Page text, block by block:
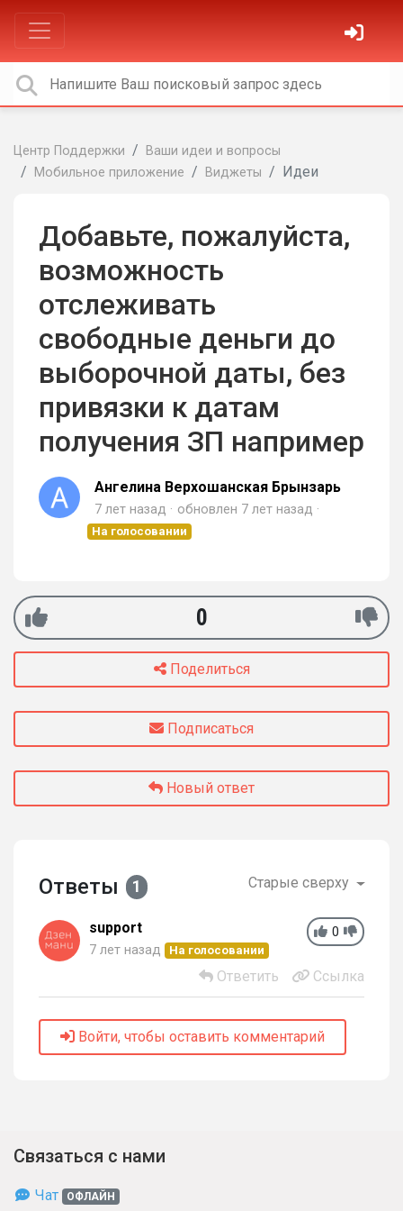
Центр Поддержки
Ваши идеи и вопросы
Мобильное приложение
Виджеты Идеи
Добавьте, пожалуйста,
возможность
отслеживать
свободные деньги до
выборочной даты, без
привязки к датам
получения ЗП например
Ангелина Верхошанская Брынзарь
7 лет назад обновлен 7 лет назад
На голосовании
0
Поделиться
Подписаться
Новый ответ
Ответы 1 Старые сверху
0
support
7 лет назад На голосовании
Ответить Ссылка
Войти, чтобы оставить комментарий
Связаться с нами
Чат ОФЛАЙН